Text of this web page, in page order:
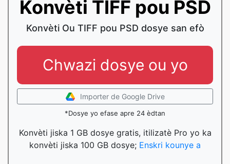
Konvèti TIFF pou PSD
Konvèti Ou TIFF pou PSD dosye san efò
Chwazi dosye ou yo
Importer de Google Drive
*Dosye yo efase apre 24 èdtan
Konvèti jiska 1 GB dosye gratis, itilizatè Pro yo ka
konvèti jiska 100 GB dosye; Enskri kounye a